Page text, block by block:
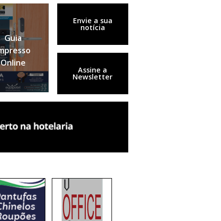
Guia
Online
Envie a sua
notícia
Assine a
Newsletter